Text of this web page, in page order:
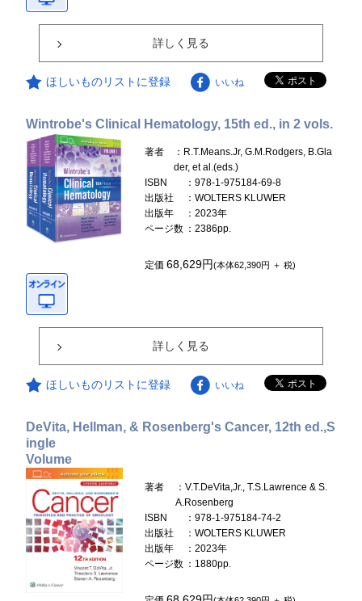
詳しく見る
ほしいものリストに登録 いいね
Wintrobe's Clinical Hematology, 15th ed., in 2 vols.
著者
：R.T.Means.Jr, G.M.Rodgers, B.Gla
der, et al.(eds.)
ISBN
：978-1-975184-69-8
出版社
：WOLTERS KLUWER
出版年
：2023年
ページ数 ：2386pp.
定価68,629円(本体62,390円 ＋ 税)
詳しく見る
ほしいものリストに登録 いいね
DeVita, Hellman, & Rosenberg's Cancer, 12th ed.,S
ingle
Volume
著者
：V.T.DeVita,Jr., T.S.Lawrence & S.
A.Rosenberg
ISBN
：978-1-975184-74-2
出版社
：WOLTERS KLUWER
出版年
：2023年
ページ数 ：1880pp.